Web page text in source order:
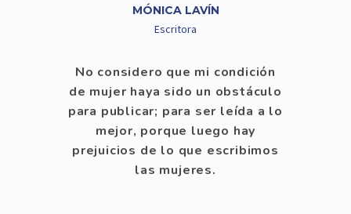
MÓNICA LAVÍN
Escritora
No considero que mi condición
de mujer haya sido un obstáculo
para publicar; para ser leída a lo
mejor, porque luego hay
prejuicios de lo que escribimos
las mujeres.